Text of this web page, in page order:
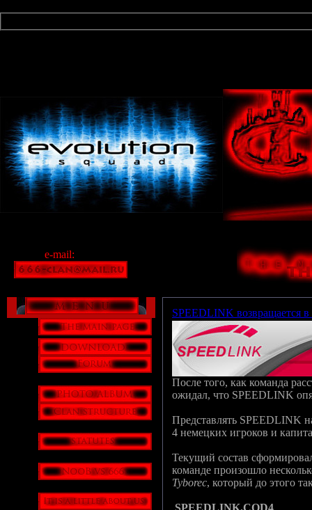
e-mail:
SPEEDLINK возвращается
После того, как команда
ожидал, что SPEEDLINK
Представлять SPEEDLINK
4 немецких игроков и
Текущий состав
команде произошло
Tyborec, который до этого
SPEEDLINK.COD4